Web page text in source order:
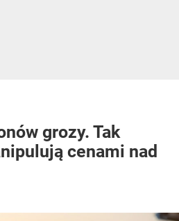
grozy. Tak
cenami nad